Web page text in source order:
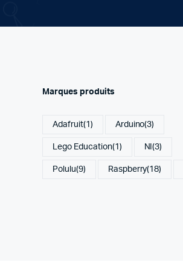
Marques produits
Adafruit(1) Arduino(3)
Lego Education(1) NI(3)
Polulu(9) Raspberry(18)